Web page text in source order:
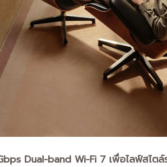
Dual-band Wi-Fi 7 เพื่อไลฟ์สไตล์